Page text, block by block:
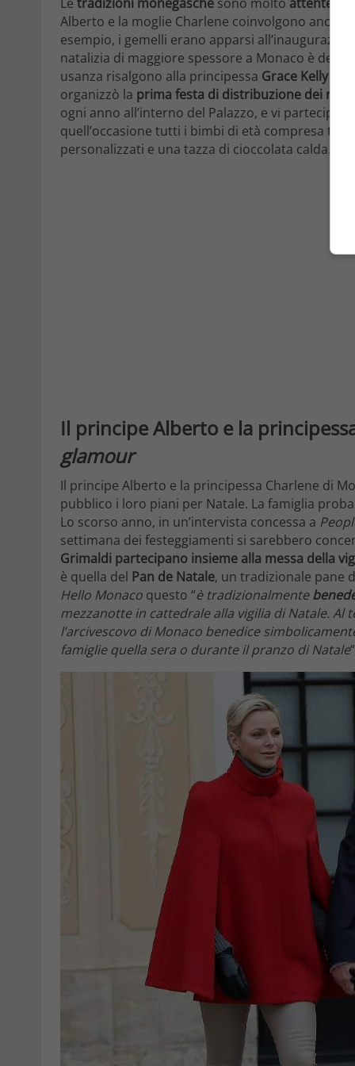
Alberto e la moglie Charlene coinvolgono
esempio, i gemelli erano apparsi
natalizia di maggiore spessore a Monaco è
usanza risalgono alla principessa Grace Kelly e
organizzò la prima festa di distribuzione dei
ogni anno all’interno del Palazzo, e vi
quell’occasione tutti i bimbi di età compresa tra
personalizzati e una tazza di cioccolata calda.
Il principe Alberto e la
glamour
Il principe Alberto e la principessa Charlene di
pubblico i loro piani per Natale. La famiglia
Lo scorso anno, in un’intervista concessa a
settimana dei festeggiamenti si sarebbero
Grimaldi partecipano insieme alla messa della
è quella del Pan de Natale, un tradizionale pane
Hello Monaco questo “è tradizionalmente
mezzanotte in cattedrale alla vigilia di Natale. Al
l’arcivescovo di Monaco benedice
famiglie quella sera o durante il pranzo di Natale